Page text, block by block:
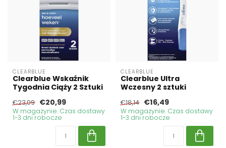
CLEARBLUE
Clearblue Wskaźnik
Tygodnia Ciąży 2 Sztuki
€23,09 €20,99
W magazynie. Czas dostawy
1-3 dni robocze
CLEARBLUE
Clearblue Ultra
Wczesny 2 sztuki
€18,14 €16,49
W magazynie. Czas dostawy
1-3 dni robocze